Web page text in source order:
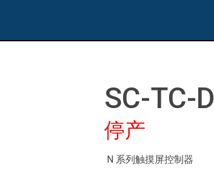
SC-TC-D
停产
N 系列触摸屏控制器